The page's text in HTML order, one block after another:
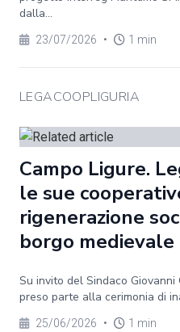
dalla...
23/07/2026 • 1 min
LEGACOOPLIGURIA
Campo Ligure.
le sue
rigenerazione
borgo medievale
Su invito del Sindaco
preso parte alla cerimonia di
25/06/2026 • 1 min